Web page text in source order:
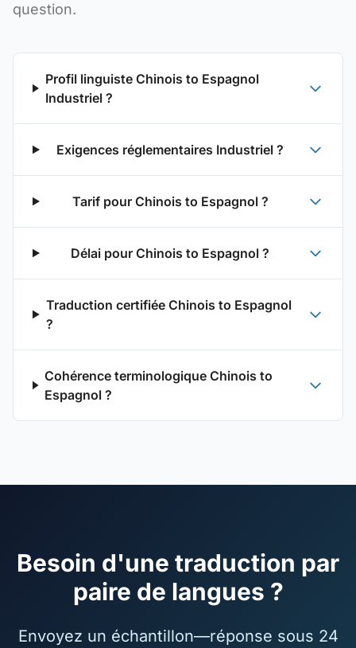
question.
Profil linguiste Chinois to Espagnol
Industriel ?
Exigences réglementaires Industriel ?
Tarif pour Chinois to Espagnol ?
Délai pour Chinois to Espagnol ?
Traduction certifiée Chinois to Espagnol
?
Cohérence terminologique Chinois to
Espagnol ?
Besoin d'une traduction par
paire de langues ?
Envoyez un échantillon—réponse sous 24